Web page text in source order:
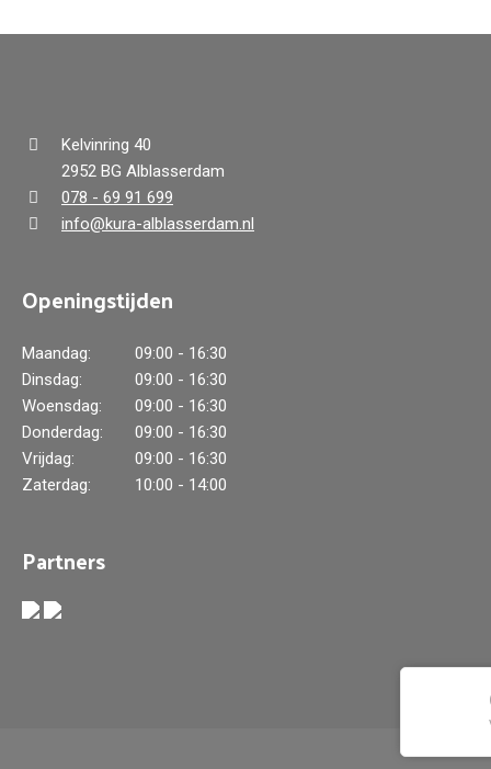
Kelvinring 40
2952 BG Alblasserdam
078 - 69 91 699
info@kura-alblasserdam.nl
Openingstijden
Maandag:
09:00 - 16:30
Dinsdag:
09:00 - 16:30
Woensdag:
09:00 - 16:30
Donderdag:
09:00 - 16:30
Vrijdag:
09:00 - 16:30
Zaterdag:
10:00 - 14:00
Partners